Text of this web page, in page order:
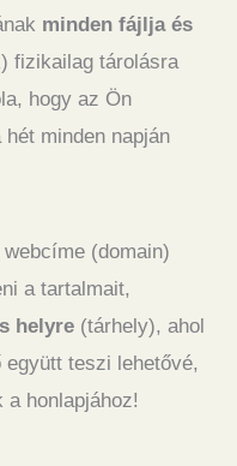
minden fájlja és
fizikailag tárolásra
hogy az Ön
minden napján
(domain)
a tartalmait,
helyre (tárhely), ahol
teszi lehetővé,
a honlapjához!